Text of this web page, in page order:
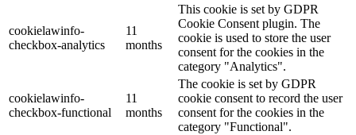
cookielawinfo-
checkbox-analytics
11
months
This cookie is set by GDPR
Cookie Consent plugin. The
cookie is used to store the user
consent for the cookies in the
category "Analytics".
cookielawinfo-
checkbox-functional
11
months
The cookie is set by GDPR
cookie consent to record the user
consent for the cookies in the
category "Functional".